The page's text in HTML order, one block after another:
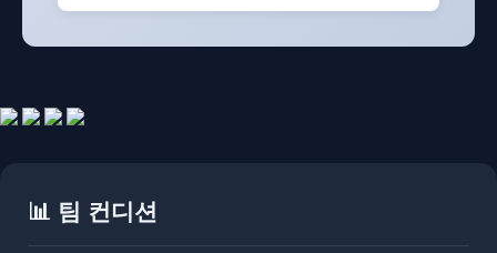
📊 팀 컨디션